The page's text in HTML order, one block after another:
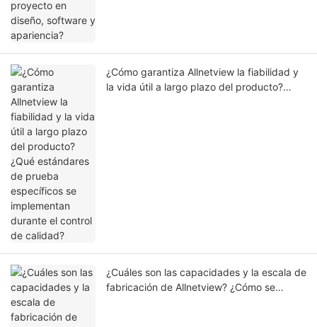
¿Cómo garantiza Allnetview la fiabilidad y
la vida útil a largo plazo del producto?
¿Cuáles son las capacidades y la escala de
fabricación de Allnetview? ¿Cómo se